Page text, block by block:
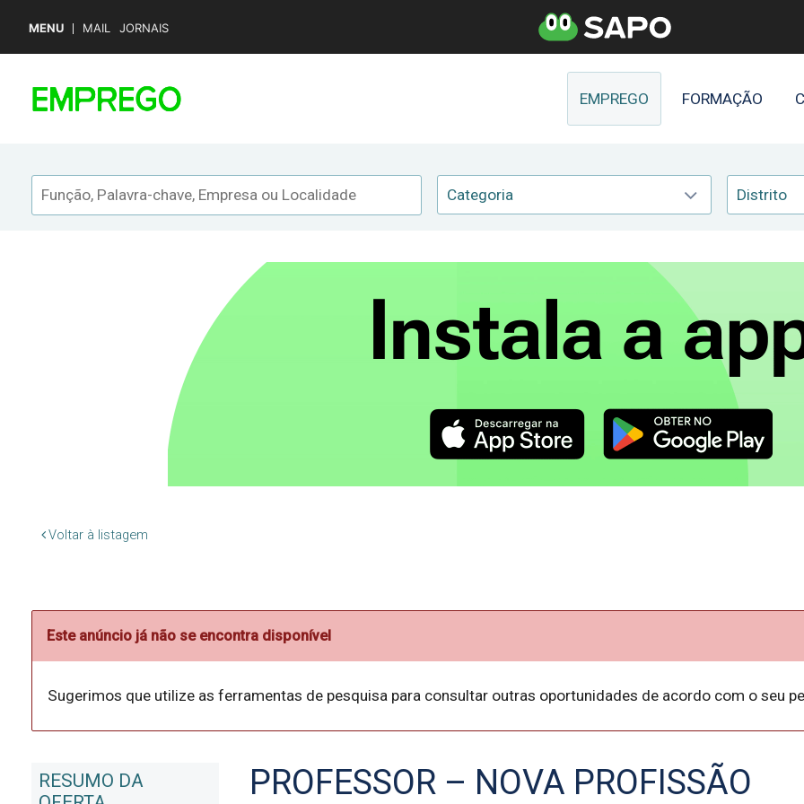
MENU MAIL JORNAIS
EMPREGO FORMAÇÃO
Categoria Distrito
Voltar à listagem
Este anúncio já não se encontra disponível
Sugerimos que utilize as ferramentas de pesquisa para consultar outras oportunidades de acordo com o seu
RESUMO DA
PROFESSOR – NOVA PROFISSÃO